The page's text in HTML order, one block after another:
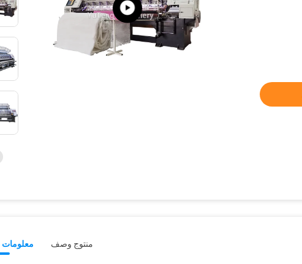
معلومات منتوج وصف